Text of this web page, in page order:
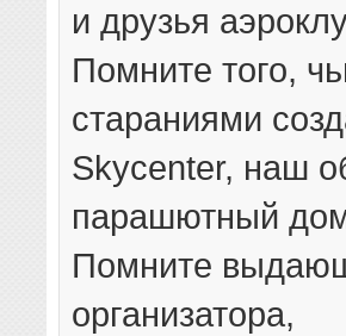
и друзья
Помните того,
стараниями
Skycenter, наш
парашютный
Помните
организатора,